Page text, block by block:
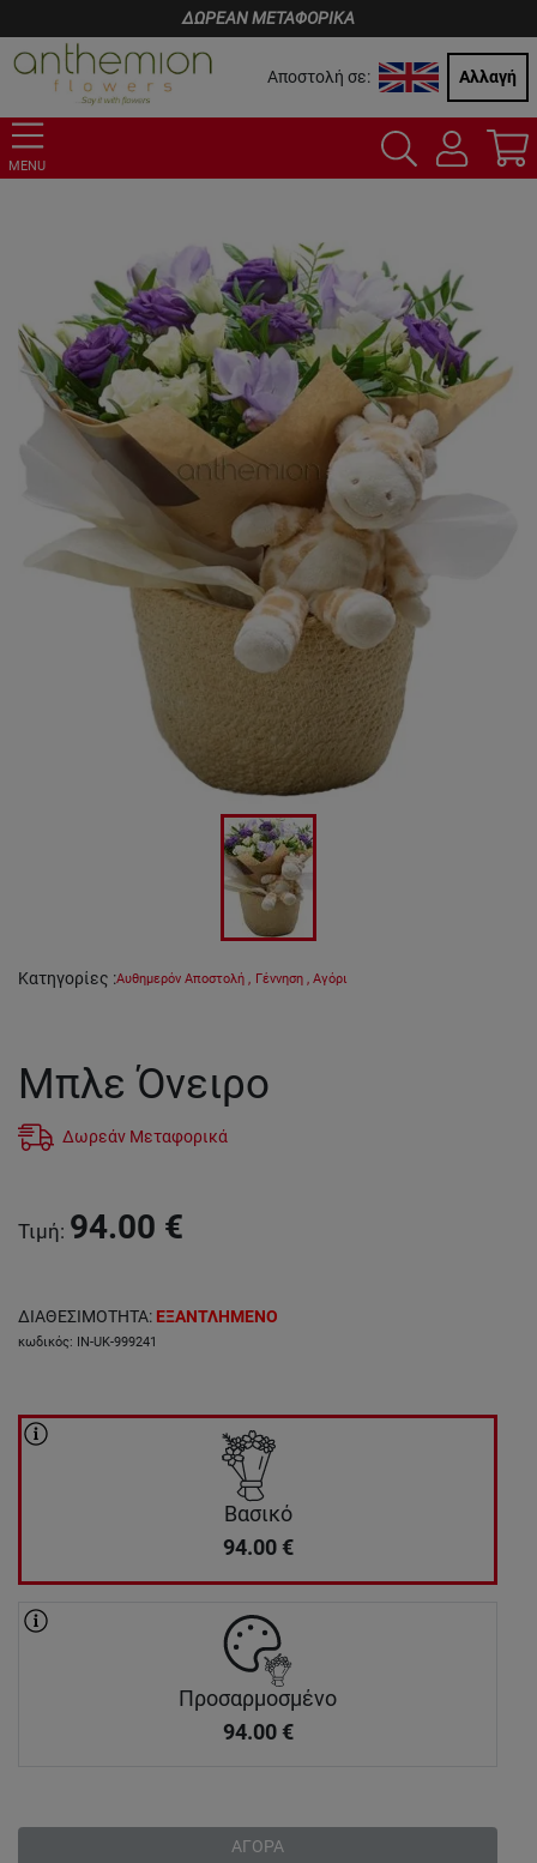
ΔΩΡΕΑΝ ΜΕΤΑΦΟΡΙΚΑ
Αποστολή σε: Αλλαγή
MENU
Κατηγορίες :Αυθημερόν Αποστολή , Γέννηση , Αγόρι
Μπλε Όνειρο
Δωρεάν Μεταφορικά
Τιμή: 94.00 €
ΔΙΑΘΕΣΙΜΟΤΗΤΑ: ΕΞΑΝΤΛΗΜΕΝΟ
κωδικός: IN-UK-999241
Βασικό
94.00 €
Προσαρμοσμένο
94.00 €
ΑΓΟΡΑ